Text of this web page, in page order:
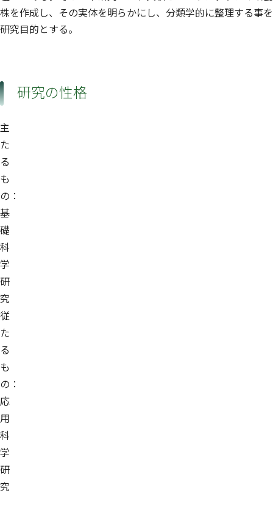
株を作成し、その実体を明らかにし、分類学的に整理する事を
研究目的とする。
研究の性格
主
た
る
も
の：
基
礎
科
学
研
究
従
た
る
も
の：
応
用
科
学
研
究